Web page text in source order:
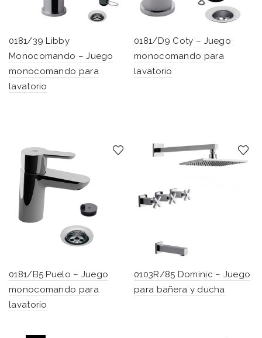
0181/39 Libby
Monocomando – Juego
monocomando para
lavatorio
0181/D9 Coty – Juego
monocomando para
lavatorio
0181/B5 Puelo – Juego
monocomando para
lavatorio
0103R/85 Dominic – Juego
para bañera y ducha